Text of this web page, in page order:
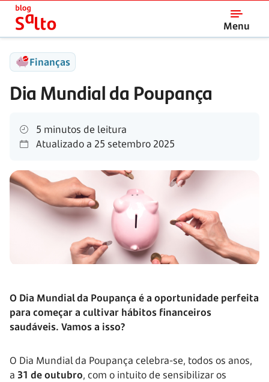
Menu
Salto
Finanças
Dia Mundial da Poupança
5 minutos de leitura
Atualizado a 25 setembro 2025
O Dia Mundial da Poupança é a oportunidade perfeita
para começar a cultivar hábitos financeiros
saudáveis. Vamos a isso?
O Dia Mundial da Poupança celebra-se, todos os anos,
a 31 de outubro, com o intuito de sensibilizar os